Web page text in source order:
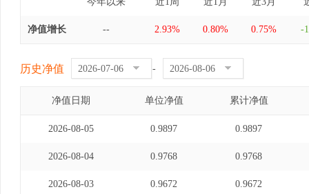
净值增长 -- 2.93% 0.80% 0.75% -
历史净值 -
净值日期 单位净值 累计净值
2026-08-05 0.9897 0.9897
2026-08-04 0.9768 0.9768
2026-08-03 0.9672 0.9672